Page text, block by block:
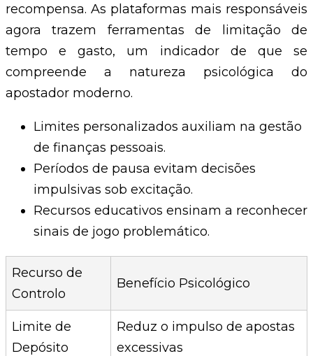
recompensa. As plataformas mais responsáveis
agora trazem ferramentas de limitação de
tempo e gasto, um indicador de que se
compreende a natureza psicológica do
apostador moderno.
Limites personalizados auxiliam na gestão
de finanças pessoais.
Períodos de pausa evitam decisões
impulsivas sob excitação.
Recursos educativos ensinam a reconhecer
sinais de jogo problemático.
Recurso de
Controlo
Benefício Psicológico
Limite de
Depósito
Reduz o impulso de apostas
excessivas